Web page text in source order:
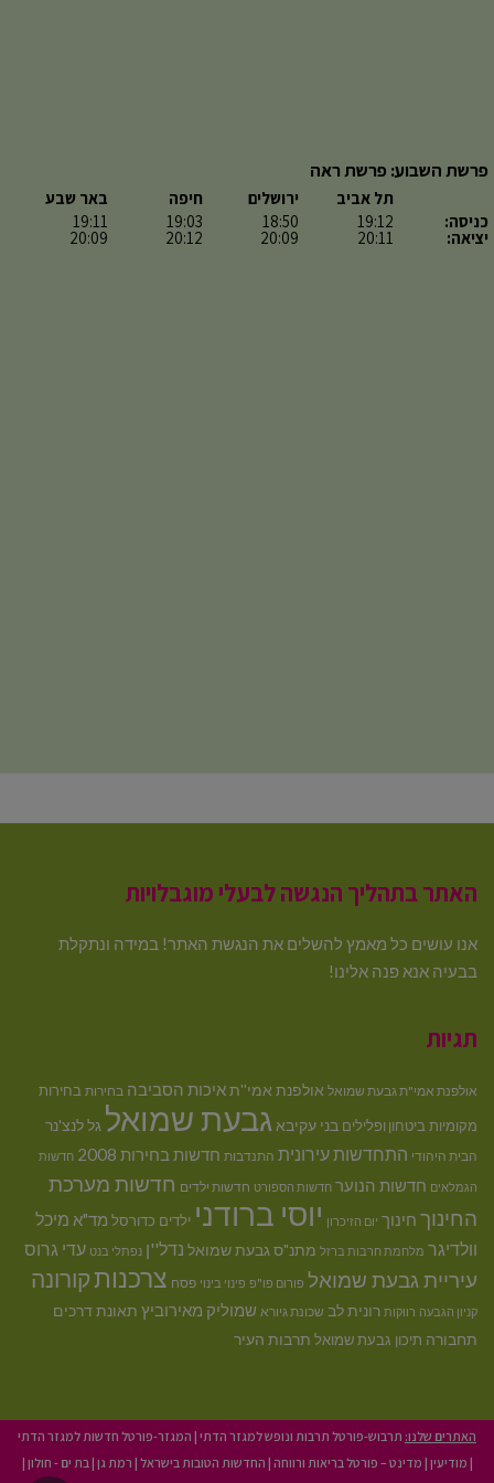
פרשת השבוע: פרשת ראה
כניסה:
יציאה:
תל אביב
19:12
20:11
ירושלים
18:50
20:09
חיפה
19:03
20:12
באר שבע
19:11
20:09
האתר בתהליך הנגשה לבעלי מוגבלויות
אנו עושים כל מאמץ להשלים את הנגשת האתר! במידה ונתקלת
בבעיה אנא פנה אלינו!
תגיות
אולפנת אמי"ת גבעת שמואל אולפנת אמי''תאיכות הסביבה בחירות בחירות
מקומיותביטחון ופלילים בני עקיבא גבעת שמואל גל לנצ'נר
הבית היהודי התחדשות עירונית התנדבות חדשות בחירות 2008 חדשות
הגמלאים חדשות הנוער חדשות הספורט חדשות ילדים חדשות מערכת
החינוך חינוך יום הזיכרון יוסי ברודני ילדים כדורסל מד"א מיכל
וולדיגר מלחמת חרבות ברזל מתנ"ס גבעת שמואל נדל''ן נפתלי בנט עדי גרוס
עיריית גבעת שמואל פורום פו"פ פינוי בינוי פסח צרכנותקורונה
קניון הגבעה רווקות רונית לב שכונת גיורא שמוליק מאירוביץ תאונת דרכים
תחבורה תיכון גבעת שמואל תרבות העיר
האתרים שלנו: תרבוש-פורטל תרבות ונופש למגזר הדתי | המגזר-פורטל חדשות למגזר הדתי
| מודיעין | מדינט – פורטל בריאות ורווחה | החדשות הטובות בישראל | רמת גן |בת ים - חולון |